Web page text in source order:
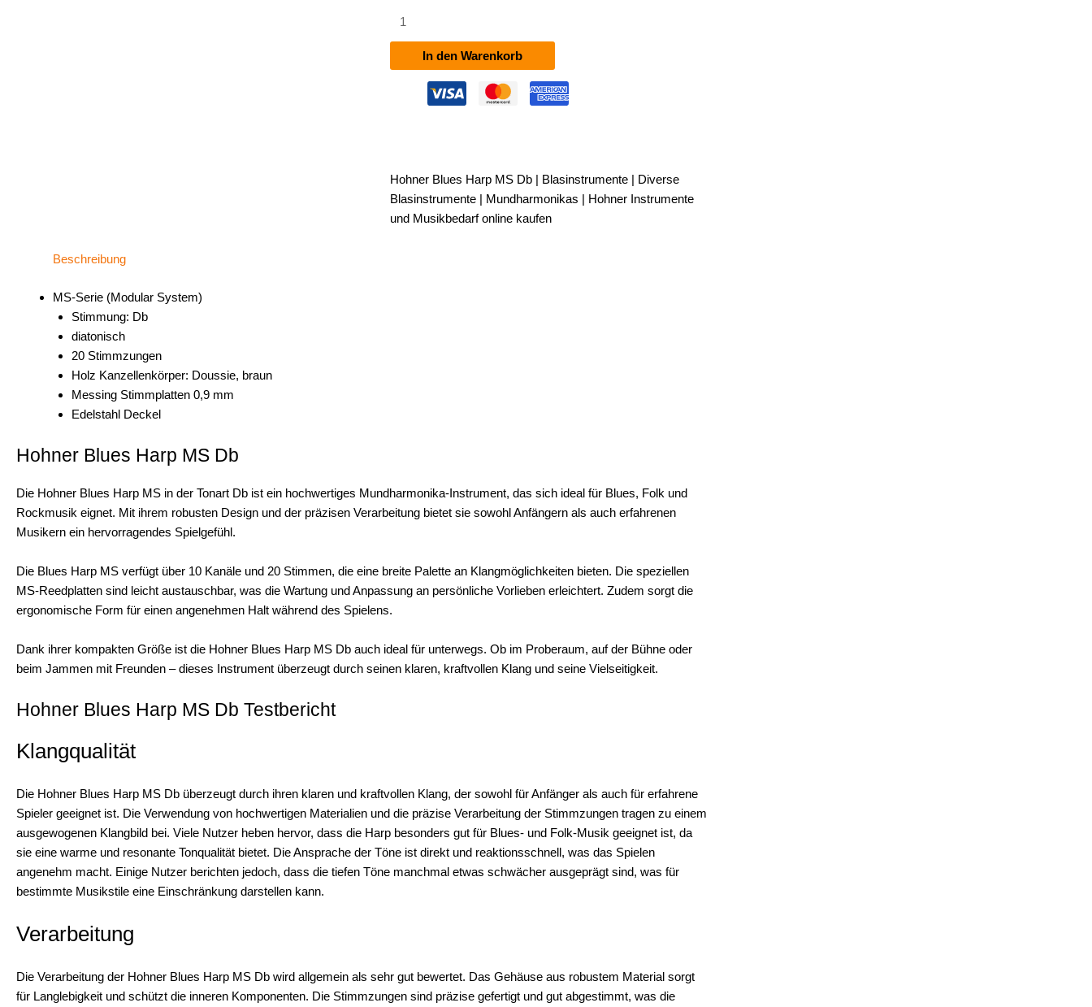
Blues
MS
In den Warenkorb
Hohner Blues Harp MS Db | Blasinstrumente | Diverse
Blasinstrumente | Mundharmonikas | Hohner Instrumente
und Musikbedarf online kaufen
Beschreibung
MS-Serie (Modular System)
Stimmung: Db
diatonisch
20 Stimmzungen
Holz Kanzellenkörper: Doussie, braun
Messing Stimmplatten 0,9 mm
Edelstahl Deckel
Hohner Blues Harp MS Db
Die Hohner Blues Harp MS in der Tonart Db ist ein hochwertiges Mundharmonika-Instrument, das sich ideal für Blues, Folk und
Rockmusik eignet. Mit ihrem robusten Design und der präzisen Verarbeitung bietet sie sowohl Anfängern als auch erfahrenen
Musikern ein hervorragendes Spielgefühl.
Die Blues Harp MS verfügt über 10 Kanäle und 20 Stimmen, die eine breite Palette an Klangmöglichkeiten bieten. Die speziellen
MS-Reedplatten sind leicht austauschbar, was die Wartung und Anpassung an persönliche Vorlieben erleichtert. Zudem sorgt die
ergonomische Form für einen angenehmen Halt während des Spielens.
Dank ihrer kompakten Größe ist die Hohner Blues Harp MS Db auch ideal für unterwegs. Ob im Proberaum, auf der Bühne oder
beim Jammen mit Freunden – dieses Instrument überzeugt durch seinen klaren, kraftvollen Klang und seine Vielseitigkeit.
Hohner Blues Harp MS Db Testbericht
Klangqualität
Die Hohner Blues Harp MS Db überzeugt durch ihren klaren und kraftvollen Klang, der sowohl für Anfänger als auch für erfahrene
Spieler geeignet ist. Die Verwendung von hochwertigen Materialien und die präzise Verarbeitung der Stimmzungen tragen zu einem
ausgewogenen Klangbild bei. Viele Nutzer heben hervor, dass die Harp besonders gut für Blues- und Folk-Musik geeignet ist, da
sie eine warme und resonante Tonqualität bietet. Die Ansprache der Töne ist direkt und reaktionsschnell, was das Spielen
angenehm macht. Einige Nutzer berichten jedoch, dass die tiefen Töne manchmal etwas schwächer ausgeprägt sind, was für
bestimmte Musikstile eine Einschränkung darstellen kann.
Verarbeitung
Die Verarbeitung der Hohner Blues Harp MS Db wird allgemein als sehr gut bewertet. Das Gehäuse aus robustem Material sorgt
für Langlebigkeit und schützt die inneren Komponenten. Die Stimmzungen sind präzise gefertigt und gut abgestimmt, was die